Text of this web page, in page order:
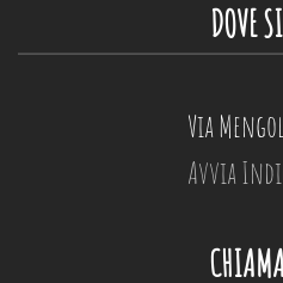
DOVE
Via
Avvia